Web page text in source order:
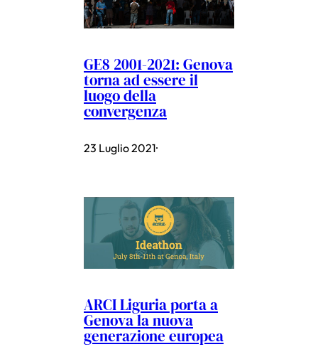
GE8 2001-2021: Genova
torna ad essere il
luogo della
convergenza
23 Luglio 2021·
ARCI Liguria porta a
Genova la nuova
generazione europea